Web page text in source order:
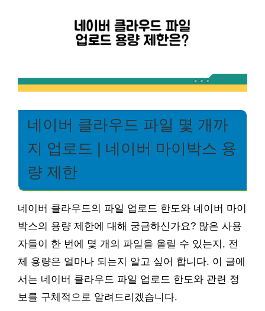
네이버 클라우드 파일 몇 개까
지 업로드 | 네이버 마이박스 용
량 제한
네이버 클라우드의 파일 업로드 한도와 네이버 마이
박스의 용량 제한에 대해 궁금하신가요? 많은 사용
자들이 한 번에 몇 개의 파일을 올릴 수 있는지, 전
체 용량은 얼마나 되는지 알고 싶어 합니다. 이 글에
서는 네이버 클라우드 파일 업로드 한도와 관련 정
보를 구체적으로 알려드리겠습니다.